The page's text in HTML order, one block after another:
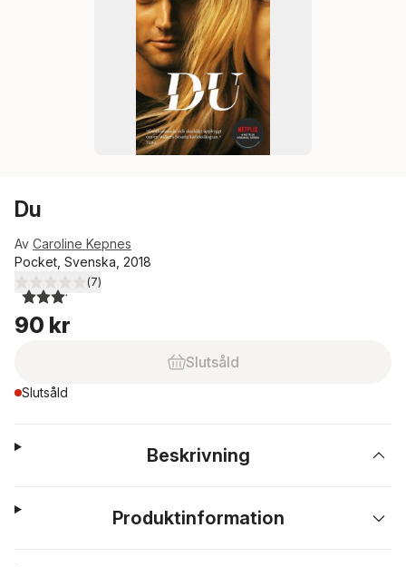
Du
Av Caroline Kepnes
Pocket, Svenska, 2018
3,1utav 5 stjärnor. Totalt antal röster:
(7)
90 kr
Slutsåld
Slutsåld
Beskrivning
Produktinformation